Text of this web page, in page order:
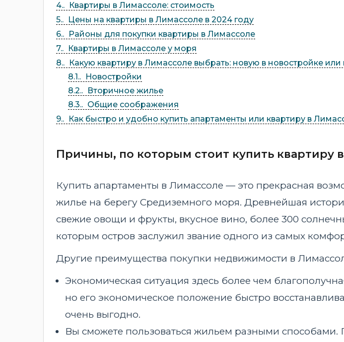
4.
Квартиры в Лимассоле: стоимость
5.
Цены на квартиры в Лимассоле в 2024 году
6.
Районы для покупки квартиры в Лимассоле
7.
Квартиры в Лимассоле у моря
8.
Какую квартиру в Лимассоле выбрать: новую в новостройке
8.1.
Новостройки
8.2.
Вторичное жилье
8.3.
Общие соображения
9.
Как быстро и удобно купить апартаменты или квартиру в
Причины, по которым стоит купить квартиру
Купить апартаменты в Лимассоле — это прекрасная
жилье на берегу Средиземного моря. Древнейшая
свежие овощи и фрукты, вкусное вино, более 300
которым остров заслужил звание одного из самых
Другие преимущества покупки недвижимости в
Экономическая ситуация здесь более чем
но его экономическое положение быстро
очень выгодно.
Вы сможете пользоваться жильем разными